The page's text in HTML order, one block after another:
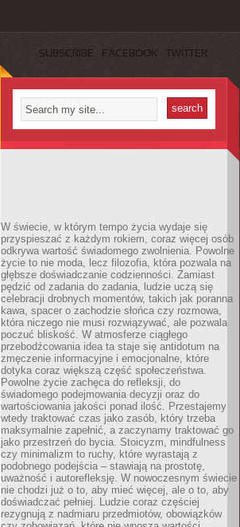
SUBSCRIBE FACEBOOK TWITTER
W świecie, w którym tempo życia wydaje się
przyspieszać z każdym rokiem, coraz więcej osób
odkrywa wartość świadomego zwolnienia. Powolne
życie to nie moda, lecz filozofia, która pozwala na
głębsze doświadczanie codzienności. Zamiast
pędzić od zadania do zadania, ludzie uczą się
celebracji drobnych momentów, takich jak poranna
kawa, spacer o zachodzie słońca czy rozmowa,
która niczego nie musi rozwiązywać, ale pozwala
poczuć bliskość. W atmosferze ciągłego
przebodźcowania idea ta staje się antidotum na
zmęczenie informacyjne i emocjonalne, które
dotyka coraz większą część społeczeństwa.
Powolne życie zachęca do refleksji, do
świadomego podejmowania decyzji oraz do
wartościowania jakości ponad ilość. Przestajemy
wtedy traktować czas jako zasób, który trzeba
maksymalnie zapełnić, a zaczynamy traktować go
jako przestrzeń do bycia. Stoicyzm, mindfulness
czy minimalizm to ruchy, które wyrastają z
podobnego podejścia – stawiają na prostotę,
uważność i autorefleksję. W nowoczesnym świecie
nie chodzi już o to, aby mieć więcej, ale o to, aby
doświadczać pełniej. Ludzie coraz częściej
rezygnują z nadmiaru przedmiotów, obowiązków